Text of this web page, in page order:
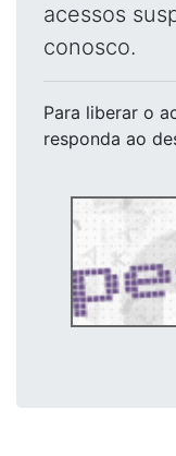
acessos
conosco.
Para liberar o
responda ao